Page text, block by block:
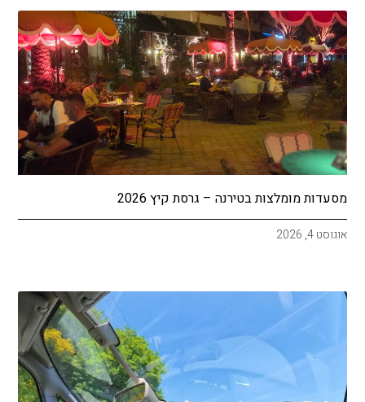
מסעדות מומלצות בטירנה – גרסת קיץ 2026
אוגוסט 4, 2026